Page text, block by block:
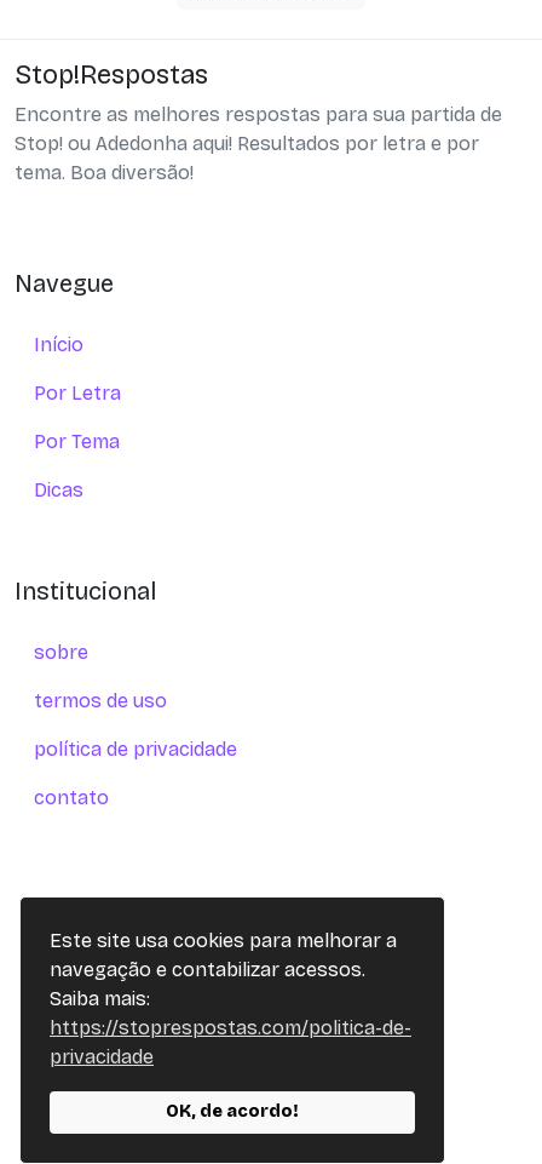
Este site usa cookies para melhorar a
navegação e contabilizar acessos.
Saiba mais:
https://stoprespostas.com/politica-de-
privacidade
OK, de acordo!
Stop!Respostas
Encontre as melhores respostas para sua partida de
Stop! ou Adedonha aqui! Resultados por letra e por
tema. Boa diversão!
Navegue
Início
Por Letra
Por Tema
Dicas
Institucional
sobre
termos de uso
política de privacidade
contato